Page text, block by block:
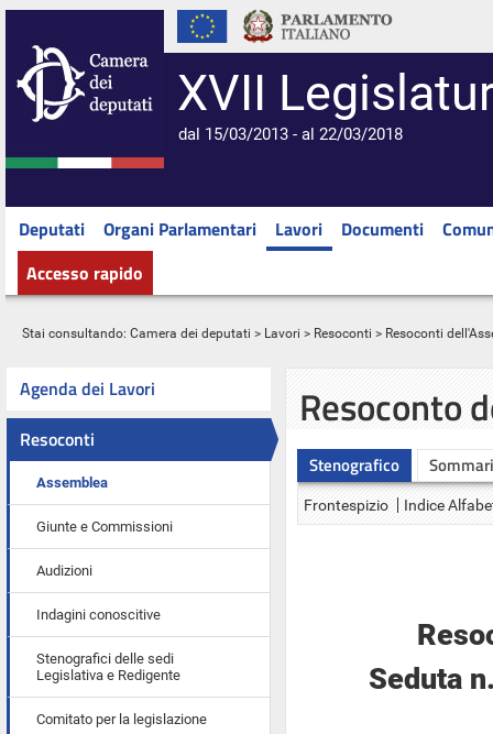
XVII
dal 15/03/2013 - al 22/03/2018
Deputati Organi Parlamentari Lavori Documenti
Accesso rapido
Stai consultando: Camera dei deputati > Lavori > Resoconti > Resoconti
Agenda dei Lavori
Resoconti
Assemblea
Giunte e Commissioni
Audizioni
Indagini conoscitive
Stenografici delle sedi
Legislativa e Redigente
Comitato per la legislazione
Resoconto
Stenografico
Frontespizio Indice
Seduta